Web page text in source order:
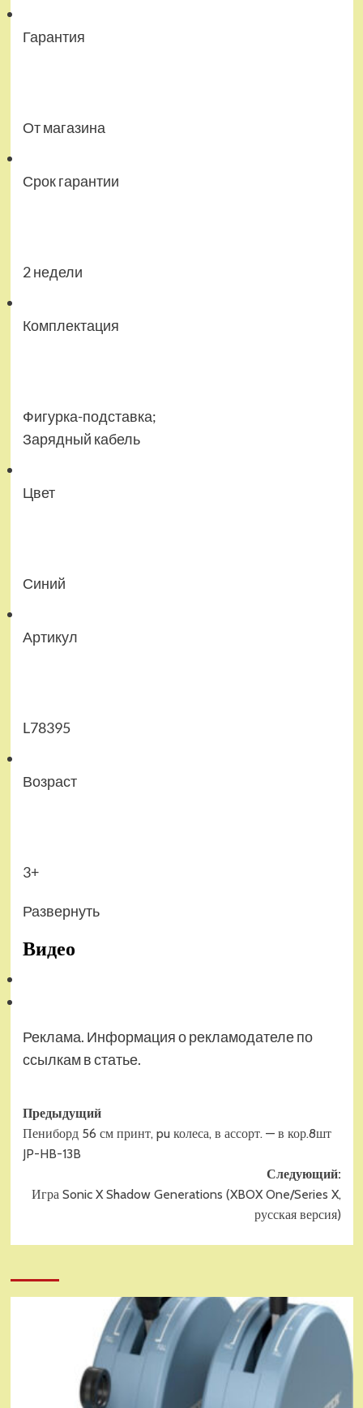
Гарантия
От магазина
Срок гарантии
2 недели
Комплектация
Фигурка-подставка;
Зарядный кабель
Цвет
Синий
Артикул
L78395
Возраст
3+
Развернуть
Видео
Реклама. Информация о рекламодателе по
ссылкам в статье.
Навигация
записи
Предыдущий
Пениборд 56 см принт, pu колеса, в ассорт. — в кор.8шт
JP-HB-13B
Следующий:
Игра Sonic X Shadow Generations (XBOX One/Series X,
русская версия)